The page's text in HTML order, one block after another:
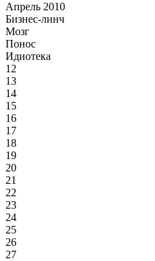
Апрель 2010
Бизнес-линч
Мозг
Понос
Идиотека
12
13
14
15
16
17
18
19
20
21
22
23
24
25
26
27